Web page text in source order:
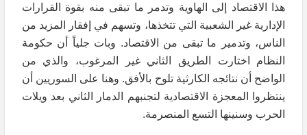
هذا الاقتصاد إلى الهاوية وتدمر ما تبقى منه بقوة القرارات
الإدارية غير الشعبية التي تتخذها، وتسهم في إفقار المزيد من
الناس، وتدمير ما تبقى من الاقتصاد. وبات جلياً أن حكومة
النظام اختارت الطريق الثاني غير المرغوب، والذي من
الواضح أن نتائجه الكارثية تلوح بالأفق. وهنا على السوريين أن
ينتظروا المعجزة الاقتصادية لتجنبهم الدمار الثاني بعد ويلات
الحرب وسنينها التسع المنصرمة.